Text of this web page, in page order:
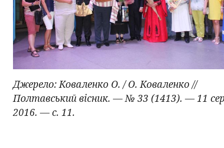
Джерело: Коваленко О. / О. Коваленко //
Полтавський вісник. — № 33 (1413). — 11
2016. — с. 11.